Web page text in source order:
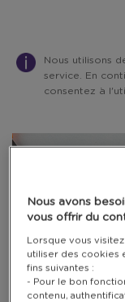
Nous utilisons
service. En
consentez à
Warning:
Success:
Password
Nous avons
vous offrir du
Lorsque vous
utiliser des cookies
fins suivantes :
- Pour le bon
contenu,